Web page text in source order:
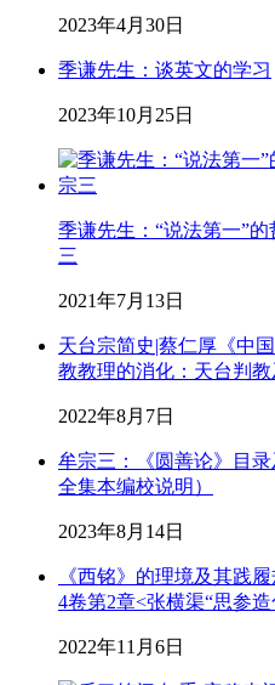
2023年4月30日
季谦先生：谈英文的学习
2023年10月25日
季谦先生：“说法第一”
三
2021年7月13日
天台宗简史|蔡仁厚《中
教教理的消化：天台判
2022年8月7日
牟宗三：《圆善论》目录
全集本编校说明）
2023年8月14日
《西铭》的理境及其践
4卷第2章<张横渠“思参
2022年11月6日